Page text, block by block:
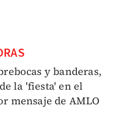
y banderas,
la 'fiesta' en el
mensaje de AMLO